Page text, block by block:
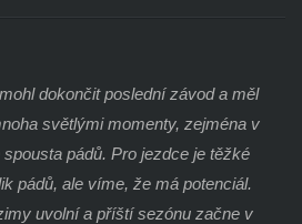
dokončit poslední závod a měl
světlými momenty, zejména v
pádů. Pro jezdce je těžké
pádů, ale víme, že má potenciál.
uvolní a příští sezónu začne v